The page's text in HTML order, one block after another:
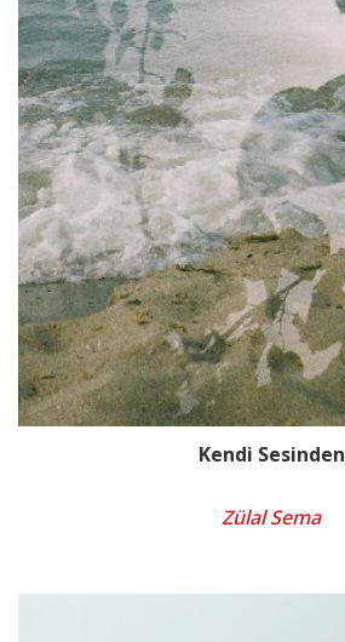
Kendi Sesinden
Zülal Sema